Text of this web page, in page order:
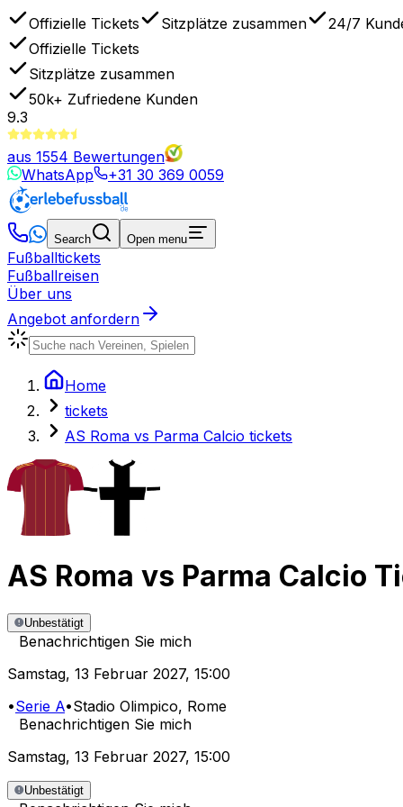
Offizielle Tickets Sitzplätze zusammen
24/7
Offizielle Tickets
Sitzplätze zusammen
50k+ Zufriedene Kunden
9.3
aus 1554 Bewertungen
WhatsApp
+31 30 369 0059
Search Open menu
Fußballtickets
Fußballreisen
Über uns
Angebot anfordern
Home
tickets
AS Roma vs Parma Calcio tickets
AS Roma vs Parma Calcio
Unbestätigt
Benachrichtigen Sie mich
Samstag, 13 Februar 2027, 15:00
•Serie A•Stadio Olimpico, Rome
Benachrichtigen Sie mich
Samstag, 13 Februar 2027, 15:00
Unbestätigt